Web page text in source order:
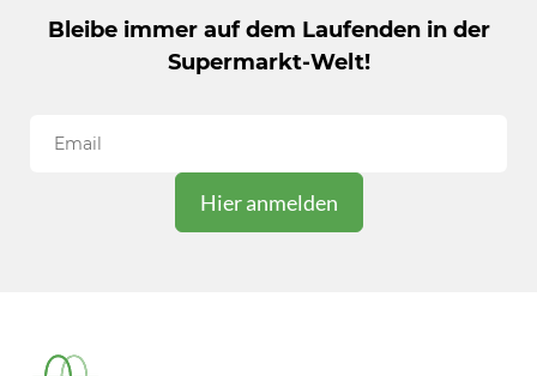
Bleibe immer auf dem Laufenden in der
Supermarkt-Welt!